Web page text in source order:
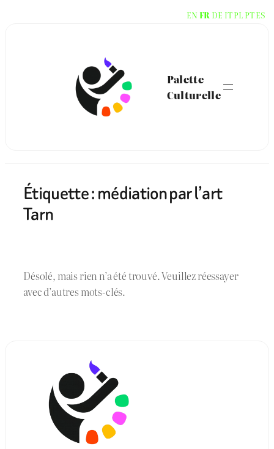
Palette
Culturelle
Étiquette :médiation par l’art
Tarn
Désolé, mais rien n’a été trouvé. Veuillez réessayer
avec d’autres mots-clés.
EN FR DE ITPL PTES